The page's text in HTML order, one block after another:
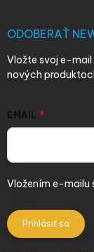
ODOBERAŤ
Vložte svoj e-mail
nových
EMAIL
Vložením e-mailu
Prihlásiť sa